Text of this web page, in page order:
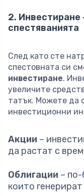
2. Инвестиране
спестяванията
След като сте
спестовната си
инвестиране.
увеличите
татък. Можете да
инвестиционни
Акции –
да растат с
Облигации –
които